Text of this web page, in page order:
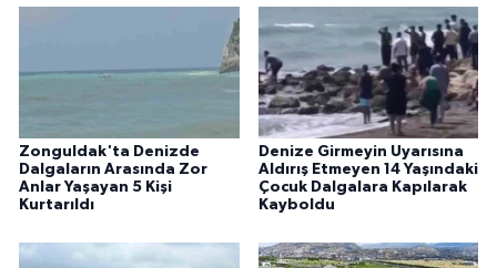
Zonguldak'ta Denizde
Dalgaların Arasında Zor
Anlar Yaşayan 5 Kişi
Kurtarıldı
Denize Girmeyin Uyarısına
Aldırış Etmeyen 14 Yaşındaki
Çocuk Dalgalara Kapılarak
Kayboldu